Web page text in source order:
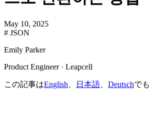
May 10, 2025
# JSON
Emily Parker
Product Engineer · Leapcell
この記事はEnglish 日本語 Deutschで